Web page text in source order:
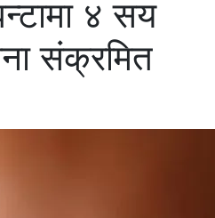
४ सय
संक्रमित